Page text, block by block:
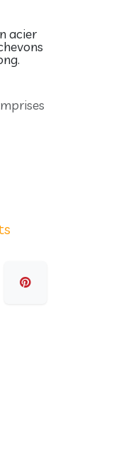
acier